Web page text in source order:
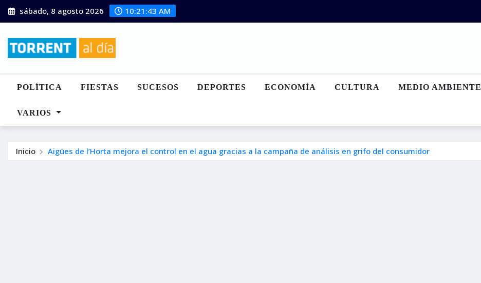
Saltar
al
sábado, 8 agosto 2026 10:21:45 AM
POLÍTICA FIESTAS SUCESOS DEPORTES ECONOMÍA CULTURA MEDIO AMBIENTE
VARIOS
Inicio Aigües de l’Horta mejora el control en el agua gracias a la campaña de análisis en grifo del consumidor